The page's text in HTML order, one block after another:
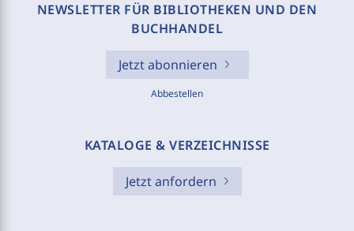
NEWSLETTER FÜR BIBLIOTHEKEN UND DEN
BUCHHANDEL
Jetzt abonnieren
Abbestellen
KATALOGE & VERZEICHNISSE
Jetzt anfordern